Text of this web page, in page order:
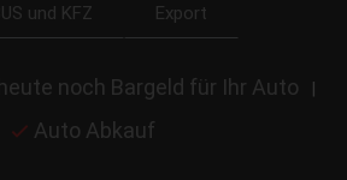
und KFZ Export
noch Bargeld für Ihr Auto |
Auto Abkauf